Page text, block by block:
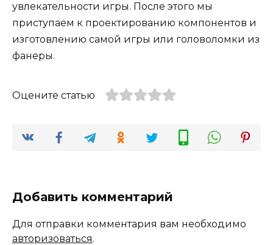
увлекательности игры. После этого мы
приступаем к проектированию компонентов и
изготовлению самой игры или головоломки из
фанеры.
Оцените статью
Добавить комментарий
Для отправки комментария вам необходимо
авторизоваться.